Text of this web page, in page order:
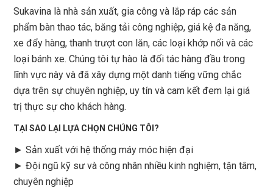
Sukavina là nhà sản xuất, gia công và lắp ráp các sản
phẩm bàn thao tác, băng tải công nghiệp, giá kệ đa năng,
xe đẩy hàng, thanh trượt con lăn, các loại khớp nối và các
loại bánh xe. Chúng tôi tự hào là đối tác hàng đầu trong
lĩnh vực này và đã xây dựng một danh tiếng vững chắc
dựa trên sự chuyên nghiệp, uy tín và cam kết đem lại giá
trị thực sự cho khách hàng.
TẠI SAO LẠI LỰA CHỌN CHÚNG TÔI?
► Sản xuất với hệ thống máy móc hiện đại
► Đội ngũ kỹ sư và công nhân nhiều kinh nghiệm, tận tâm,
chuyên nghiệp